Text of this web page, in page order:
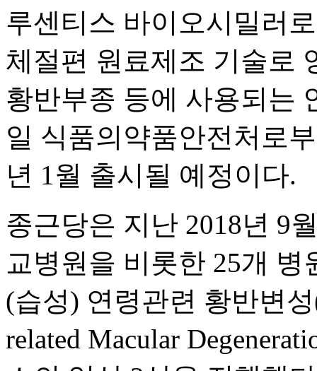
루센티스 바이오시밀러
체절편 원료제조 기술로
황반부종 등에 사용되는
일 식품의약품안전처로
년 1월 출시될 예정이다.
종근당은 지난 2018년 9
교병원을 비롯한 25개
(습성) 연령관련 황반변
related Macular